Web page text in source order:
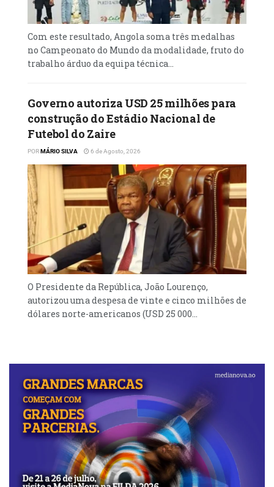
Com este resultado, Angola soma três medalhas
no Campeonato do Mundo da modalidade, fruto do
trabalho árduo da equipa técnica...
Governo autoriza USD 25 milhões para
construção do Estádio Nacional de
Futebol do Zaire
POR MÁRIO SILVA 6 de Agosto, 2026
O Presidente da República, João Lourenço,
autorizou uma despesa de vinte e cinco milhões de
dólares norte-americanos (USD 25 000...